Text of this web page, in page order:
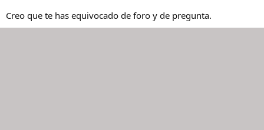
Creo que te has equivocado de foro y de pregunta.